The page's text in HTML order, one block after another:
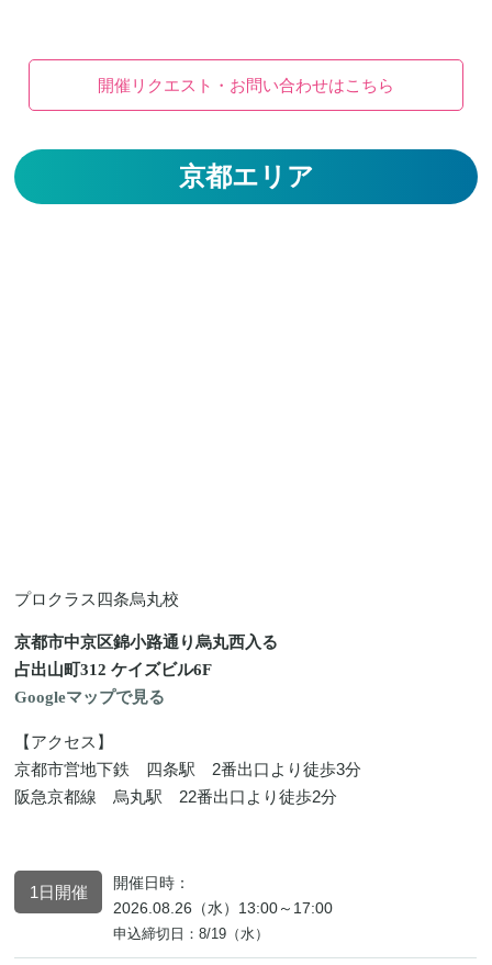
開催リクエスト・お問い合わせはこちら
京都エリア
プロクラス四条烏丸校
京都市中京区錦小路通り烏丸西入る
占出山町312 ケイズビル6F
Googleマップで見る
【アクセス】
京都市営地下鉄 四条駅 2番出口より徒歩3分
阪急京都線 烏丸駅 22番出口より徒歩2分
1日開催
開催日時：
2026.08.26（水）13:00～17:00
申込締切日：8/19（水）